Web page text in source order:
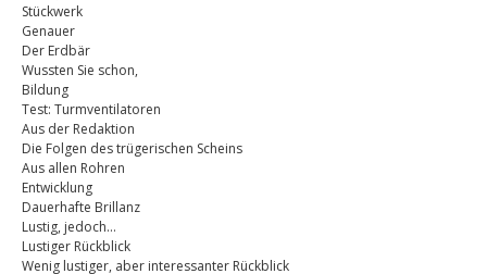
Stückwerk
Genauer
Der Erdbär
Wussten Sie schon,
Bildung
Test: Turmventilatoren
Aus der Redaktion
Die Folgen des trügerischen Scheins
Aus allen Rohren
Entwicklung
Dauerhafte Brillanz
Lustig, jedoch…
Lustiger Rückblick
Wenig lustiger, aber interessanter Rückblick